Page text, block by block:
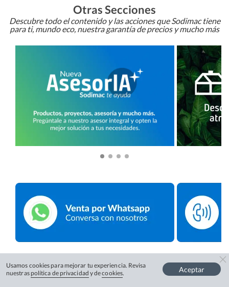
Otras Secciones
Descubre todo el contenido y las acciones que Sodimac tiene
para ti, mundo eco, nuestra garantía de precios y mucho más
Usamos cookies para mejorar tu experiencia. Revisa
nuestras política de privacidad y decookies. Aceptar